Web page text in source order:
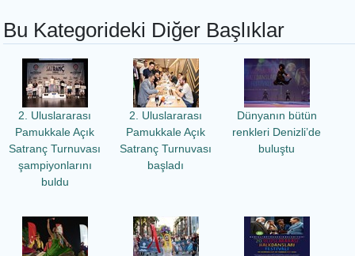
Bu Kategorideki Diğer Başlıklar
2. Uluslararası
Pamukkale Açık
Satranç Turnuvası
şampiyonlarını
buldu
2. Uluslararası
Pamukkale Açık
Satranç Turnuvası
başladı
Dünyanın bütün
renkleri Denizli’de
buluştu